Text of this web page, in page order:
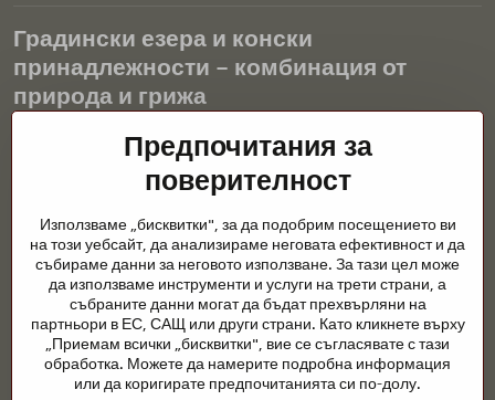
Градински езера и конски
принадлежности – комбинация от
природа и грижа
Градинските езера са красиво допълнение към всеки екстериор
и създават хармонична среда за релаксация и живот на водните
животни. Правилната технология, филтрацията и редовната
през цялата година. Също толкова важна е грижата за
животните, които са част от нашия живот.
Конете се нуждаят от висококачествени конски принадлежности,
правилно хранене и отговорни грижи, за да бъдат здрави, силни
и доволни. Независимо дали става въпрос за екипировка за
ездачи, развъдчици или любители на природата, целта е да се
създаде среда, която подкрепя естествения баланс,
Предпочитания за
поверителност
Използваме „бисквитки", за да подобрим посещението ви
на този уебсайт, да анализираме неговата ефективност и да
събираме данни за неговото използване. За тази цел може
да използваме инструменти и услуги на трети страни, а
събраните данни могат да бъдат прехвърляни на
партньори в ЕС, САЩ или други страни. Като кликнете върху
„Приемам всички „бисквитки", вие се съгласявате с тази
обработка. Можете да намерите подробна информация
или да коригирате предпочитанията си по-долу.